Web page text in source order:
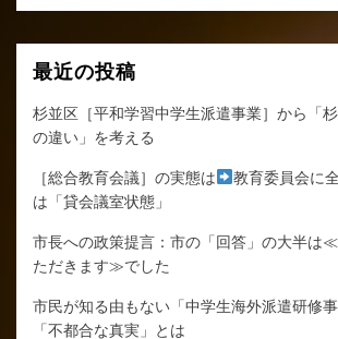
出
た。
最近の投稿
杉並区［平和学習中学生派遣事業］から「
の違い」を考える
［総合教育会議］の実態は
教育委員会に
は「貸会議室状態」
市長への政策提言：市の「回答」の大半は
ただきます≫でした
市民が知る由もない「中学生海外派遣研修
「不都合な真実」とは